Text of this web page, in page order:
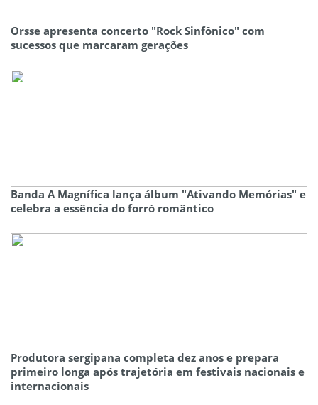
Orsse apresenta concerto "Rock Sinfônico" com
sucessos que marcaram gerações
Banda A Magnífica lança álbum "Ativando Memórias" e
celebra a essência do forró romântico
Produtora sergipana completa dez anos e prepara
primeiro longa após trajetória em festivais nacionais e
internacionais